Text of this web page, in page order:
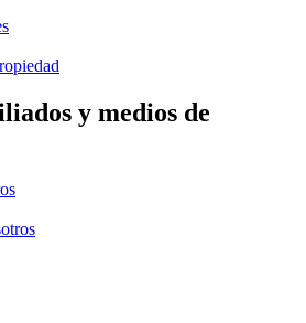
y medios de